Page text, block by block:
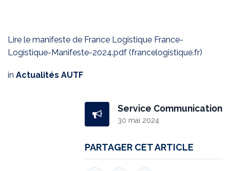
Lire le manifeste de France Logistique France-
Logistique-Manifeste-2024.pdf (francelogistique.fr)
in Actualités AUTF
Service Communication
30 mai 2024
PARTAGER CET ARTICLE